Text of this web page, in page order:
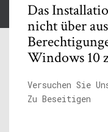
Das
nicht über
Windows 10
Versuchen Sie
Zu Beseitigen